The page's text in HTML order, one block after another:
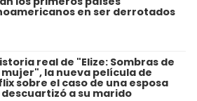
en ser derrotados
real de "Elize: Sombras de
la nueva película de
sobre el caso de una esposa
a su marido